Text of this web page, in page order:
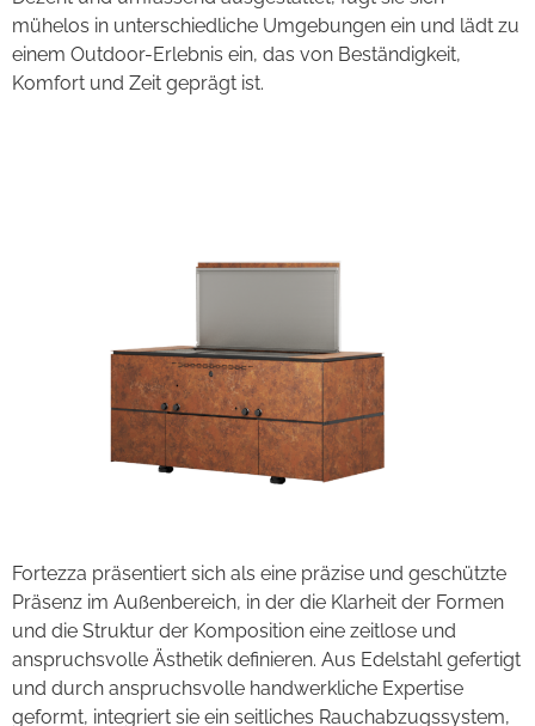
mühelos in unterschiedliche Umgebungen ein und lädt zu
einem Outdoor-Erlebnis ein, das von Beständigkeit,
Komfort und Zeit geprägt ist.
Fortezza präsentiert sich als eine präzise und geschützte
Präsenz im Außenbereich, in der die Klarheit der Formen
und die Struktur der Komposition eine zeitlose und
anspruchsvolle Ästhetik definieren. Aus Edelstahl gefertigt
und durch anspruchsvolle handwerkliche Expertise
geformt, integriert sie ein seitliches Rauchabzugssystem,